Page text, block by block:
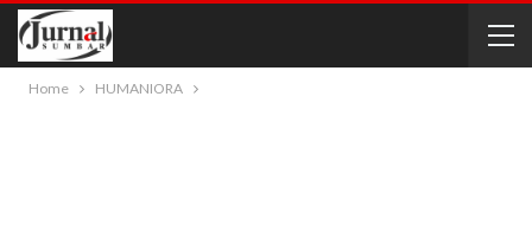
Home HUMANIORA